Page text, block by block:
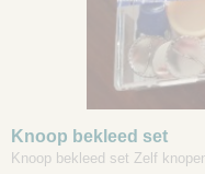
Knoop bekleed set
Knoop bekleed set Zelf